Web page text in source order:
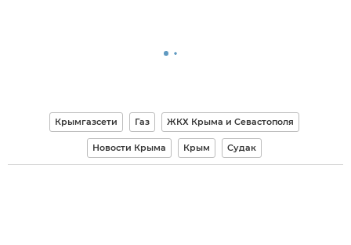
Крымгазсети Газ ЖКХ Крыма и Севастополя
Новости Крыма Крым Судак